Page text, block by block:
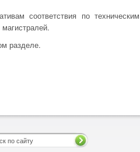
соответствия по техническим
разделе.